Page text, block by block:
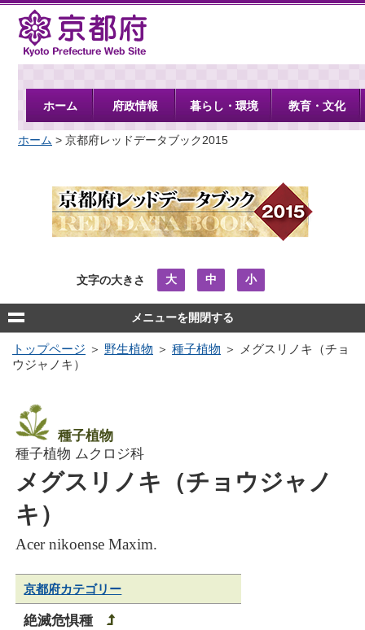
京都府
ホーム 府政情報 暮らし・環境 教育・文化
ホーム > 京都府レッドデータブック2015
文字の大きさ 大 中 小
メニューを開閉する
トップページ ＞ 野生植物 ＞ 種子植物 ＞ メグスリノキ（チョ
ウジャノキ）
種子植物
種子植物 ムクロジ科
メグスリノキ（チョウジャノ
キ）
Acer nikoense Maxim.
京都府カテゴリー
絶滅危惧種